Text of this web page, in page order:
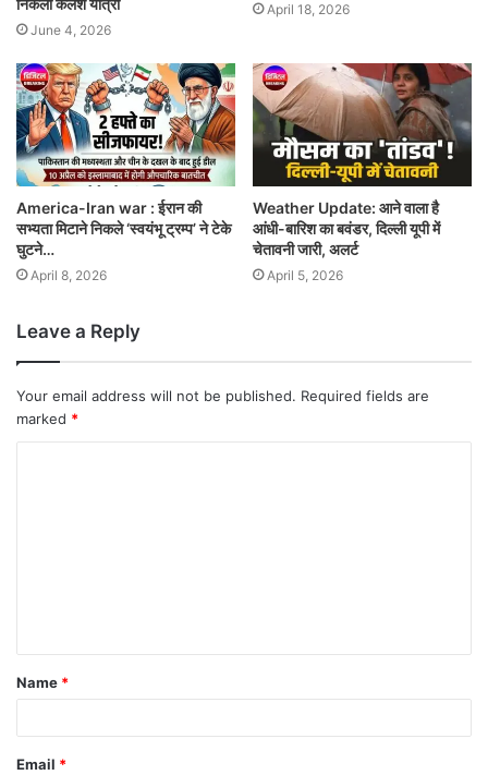
June 4, 2026
April 18, 2026
America-Iran war : ईरान की
सभ्यता मिटाने निकले ‘स्वयंभू ट्रम्प’ ने टेके
घुटने…
April 8, 2026
Weather Update: आने वाला है
आंधी-बारिश का बवंडर, दिल्ली यूपी में
चेतावनी जारी, अलर्ट
April 5, 2026
Leave a Reply
Your email address will not be published. Required fields are
marked *
Name *
Email *